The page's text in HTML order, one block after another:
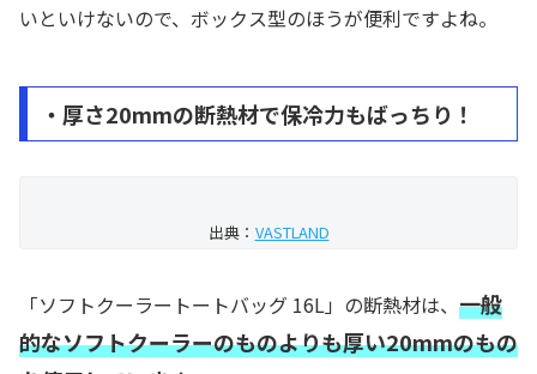
いといけないので、ボックス型のほうが便利ですよね。
・厚さ20mmの断熱材で保冷力もばっちり！
出典： VASTLAND
「ソフトクーラートートバッグ 16L」の断熱材は、 一般
的なソフトクーラーのものよりも厚い20mmのもの